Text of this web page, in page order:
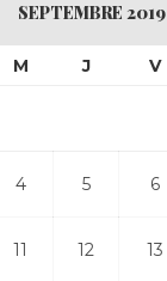
SEPTEMBRE 2019
M J V
4 5 6
11 12 13